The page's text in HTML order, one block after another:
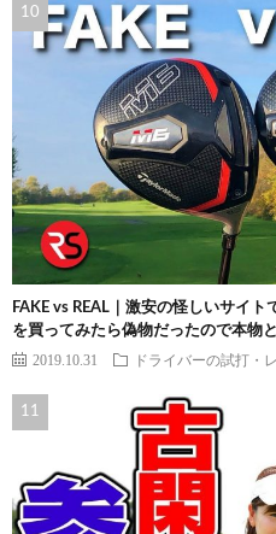
FAKE vs REAL｜激安の怪しいサイ
を買ってみたら偽物だったので本物
2019.10.31 ドライバーの試打・